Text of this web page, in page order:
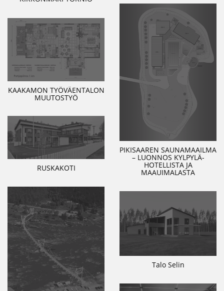
PIKISAAREN SAUNAMAAILMA
– LUONNOS KYLPYLÄ-
HOTELLISTA JA
MAAUIMALASTA
KAAKAMON TYÖVÄENTALON
MUUTOSTYÖ
RUSKAKOTI
Talo Selin